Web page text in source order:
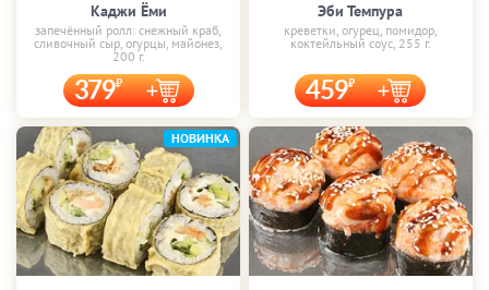
Каджи Ёми
запечённый ролл: снежный краб,
сливочный сыр, огурцы, майонез,
200 г.
379
Эби Темпура
креветки, огурец, помидор,
коктейльный соус, 255 г.
459
НОВИНКА